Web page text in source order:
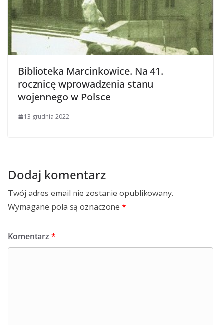
Biblioteka Marcinkowice. Na 41.
rocznicę wprowadzenia stanu
wojennego w Polsce
13 grudnia 2022
Dodaj komentarz
Twój adres email nie zostanie opublikowany.
Wymagane pola są oznaczone *
Komentarz *